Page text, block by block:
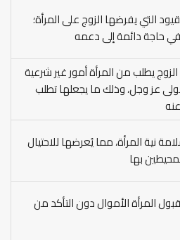
التي يفرضها الزوج على المرأة؛
حاجة دائمة إلى دعمه
يطلب من المرأة أمور غير شرعية
عز وجل، وذلك ما يجعلها تطلب
نية المرأة، مما يُعرضها للاحتيال
بها
المرأة الأموال دون التأكد من